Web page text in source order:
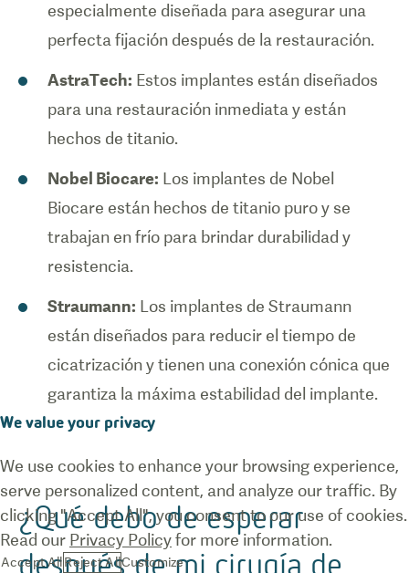
especialmente diseñada para asegurar una
perfecta fijación después de la restauración.
AstraTech: Estos implantes están diseñados
para una restauración inmediata y están
hechos de titanio.
Nobel Biocare: Los implantes de Nobel
Biocare están hechos de titanio puro y se
trabajan en frío para brindar durabilidad y
resistencia.
Straumann: Los implantes de Straumann
están diseñados para reducir el tiempo de
cicatrización y tienen una conexión cónica que
garantiza la máxima estabilidad del implante.
¿Qué debo de esperar
después de mi cirugía de
We value your privacy
We use cookies to enhance your browsing experience,
serve personalized content, and analyze our traffic. By
clicking "Accept All", you consent to our use of cookies.
Read our Privacy Policyfor more information.
Accept AllReject AllCustomize